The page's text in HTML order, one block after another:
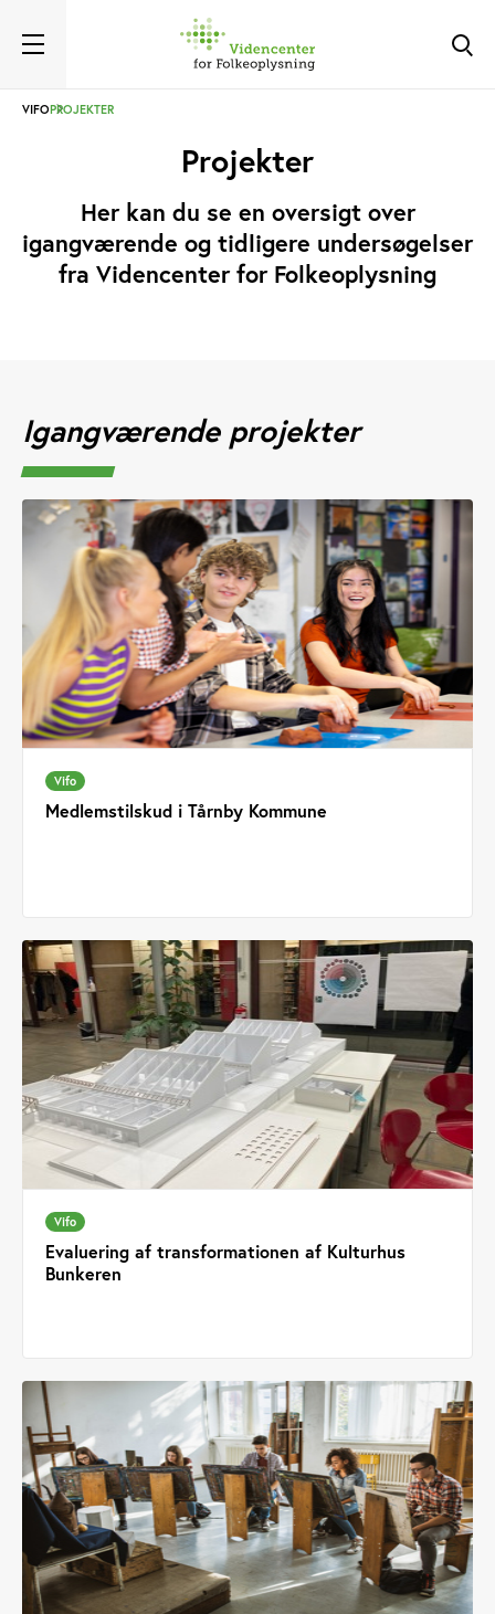
VIFOPROJEKTER
Projekter
Her kan du se en oversigt over
igangværende og tidligere undersøgelser
fra Videncenter for Folkeoplysning
Igangværende projekter
Vifo
Medlemstilskud i Tårnby Kommune
Vifo
Evaluering af transformationen af Kulturhus
Bunkeren